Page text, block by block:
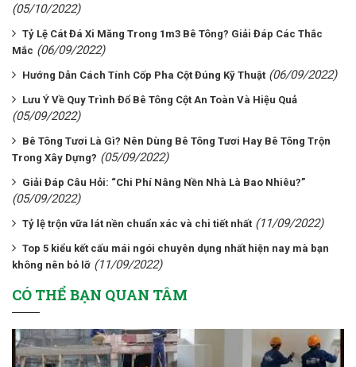
(05/10/2022)
Tỷ Lệ Cát Đá Xi Măng Trong 1m3 Bê Tông? Giải Đáp Các Thắc
Mắc (06/09/2022)
Hướng Dẫn Cách Tính Cốp Pha Cột Đúng Kỹ Thuật (06/09/2022)
Lưu Ý Về Quy Trình Đổ Bê Tông Cột An Toàn Và Hiệu Quả
(05/09/2022)
Bê Tông Tươi Là Gì? Nên Dùng Bê Tông Tươi Hay Bê Tông Trộn
Trong Xây Dựng? (05/09/2022)
Giải Đáp Câu Hỏi: “Chi Phí Nâng Nền Nhà Là Bao Nhiêu?”
(05/09/2022)
Tỷ lệ trộn vữa lát nền chuẩn xác và chi tiết nhất (11/09/2022)
Top 5 kiểu kết cấu mái ngói chuyên dụng nhất hiện nay mà bạn
không nên bỏ lỡ (11/09/2022)
CÓ THỂ BẠN QUAN TÂM